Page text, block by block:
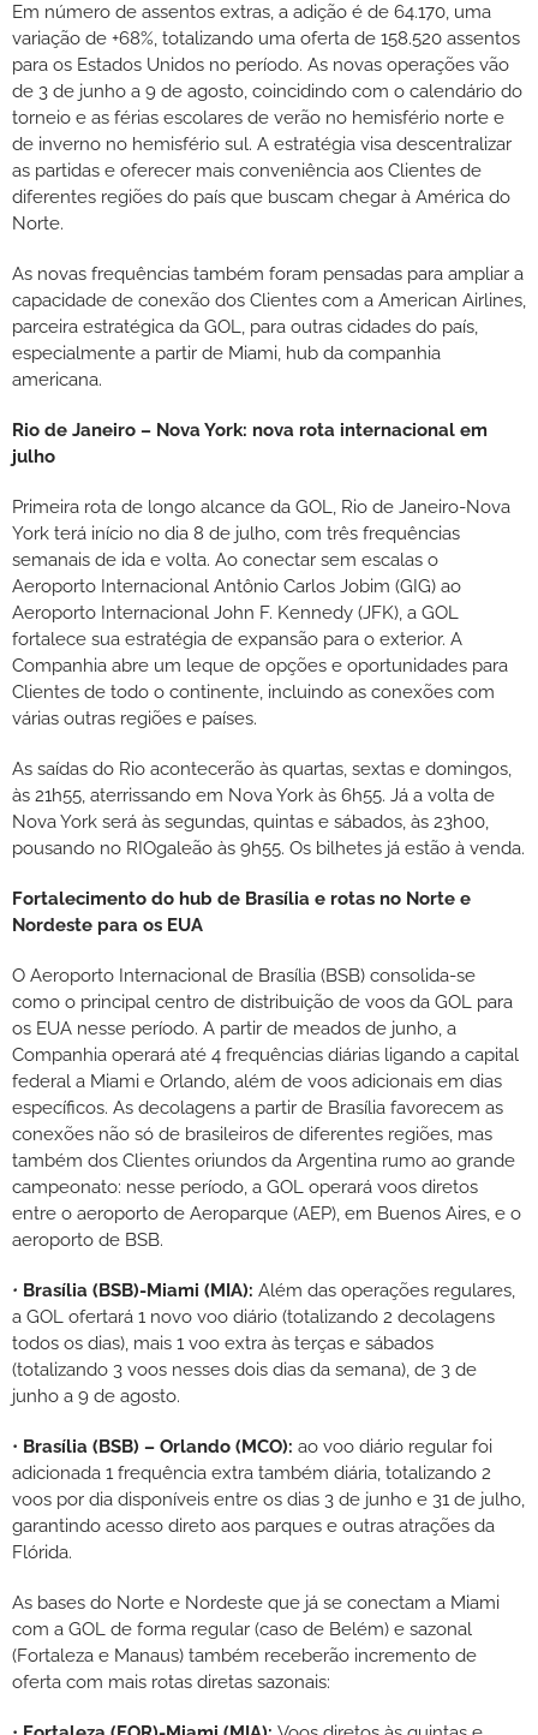
Em número de assentos extras, a adição é de 64.170, uma
variação de +68%, totalizando uma oferta de 158.520 assentos
para os Estados Unidos no período. As novas operações vão
de 3 de junho a 9 de agosto, coincidindo com o calendário do
torneio e as férias escolares de verão no hemisfério norte e
de inverno no hemisfério sul. A estratégia visa descentralizar
as partidas e oferecer mais conveniência aos Clientes de
diferentes regiões do país que buscam chegar à América do
Norte.
As novas frequências também foram pensadas para ampliar a
capacidade de conexão dos Clientes com a American Airlines,
parceira estratégica da GOL, para outras cidades do país,
especialmente a partir de Miami, hub da companhia
americana.
Rio de Janeiro – Nova York: nova rota internacional em
julho
Primeira rota de longo alcance da GOL, Rio de Janeiro-Nova
York terá início no dia 8 de julho, com três frequências
semanais de ida e volta. Ao conectar sem escalas o
Aeroporto Internacional Antônio Carlos Jobim (GIG) ao
Aeroporto Internacional John F. Kennedy (JFK), a GOL
fortalece sua estratégia de expansão para o exterior. A
Companhia abre um leque de opções e oportunidades para
Clientes de todo o continente, incluindo as conexões com
várias outras regiões e países.
As saídas do Rio acontecerão às quartas, sextas e domingos,
às 21h55, aterrissando em Nova York às 6h55. Já a volta de
Nova York será às segundas, quintas e sábados, às 23h00,
pousando no RIOgaleão às 9h55. Os bilhetes já estão à venda.
Fortalecimento do hub de Brasília e rotas no Norte e
Nordeste para os EUA
O Aeroporto Internacional de Brasília (BSB) consolida-se
como o principal centro de distribuição de voos da GOL para
os EUA nesse período. A partir de meados de junho, a
Companhia operará até 4 frequências diárias ligando a capital
federal a Miami e Orlando, além de voos adicionais em dias
específicos. As decolagens a partir de Brasília favorecem as
conexões não só de brasileiros de diferentes regiões, mas
também dos Clientes oriundos da Argentina rumo ao grande
campeonato: nesse período, a GOL operará voos diretos
entre o aeroporto de Aeroparque (AEP), em Buenos Aires, e o
aeroporto de BSB.
• Brasília (BSB)-Miami (MIA): Além das operações regulares,
a GOL ofertará 1 novo voo diário (totalizando 2 decolagens
todos os dias), mais 1 voo extra às terças e sábados
(totalizando 3 voos nesses dois dias da semana), de 3 de
junho a 9 de agosto.
• Brasília (BSB) – Orlando (MCO): ao voo diário regular foi
adicionada 1 frequência extra também diária, totalizando 2
voos por dia disponíveis entre os dias 3 de junho e 31 de julho,
garantindo acesso direto aos parques e outras atrações da
Flórida.
As bases do Norte e Nordeste que já se conectam a Miami
com a GOL de forma regular (caso de Belém) e sazonal
(Fortaleza e Manaus) também receberão incremento de
oferta com mais rotas diretas sazonais: